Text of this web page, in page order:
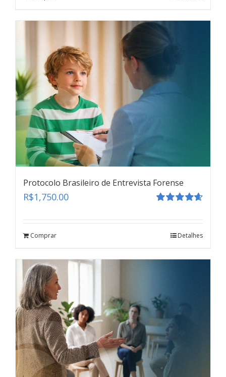
Protocolo Brasileiro de Entrevista Forense
R$1,750.00
Comprar Detalhes